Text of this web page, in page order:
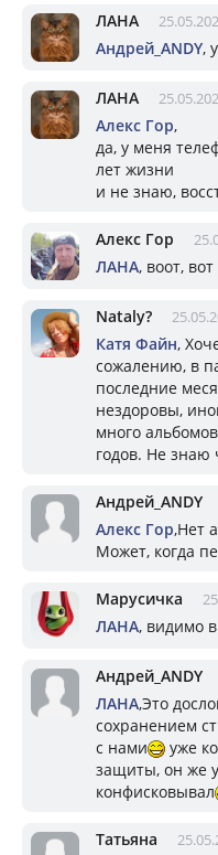
ЛАНА
Андрей_ANDY,
ЛАНА
Алекс Гор,
да, у меня
лет жизни
и не знаю,
Алекс Гор
ЛАНА, воот,
Nataly?
Катя Файн,
сожалению, в
последние
нездоровы,
много
годов. Не знаю
Андрей_ANDY
Алекс Гор,Нет
Может, когда
Марусичка
ЛАНА, видимо
Андрей_ANDY
ЛАНА,Это
сохранением
с нами
уже
защиты, он же у
конфисковывал
Татьяна